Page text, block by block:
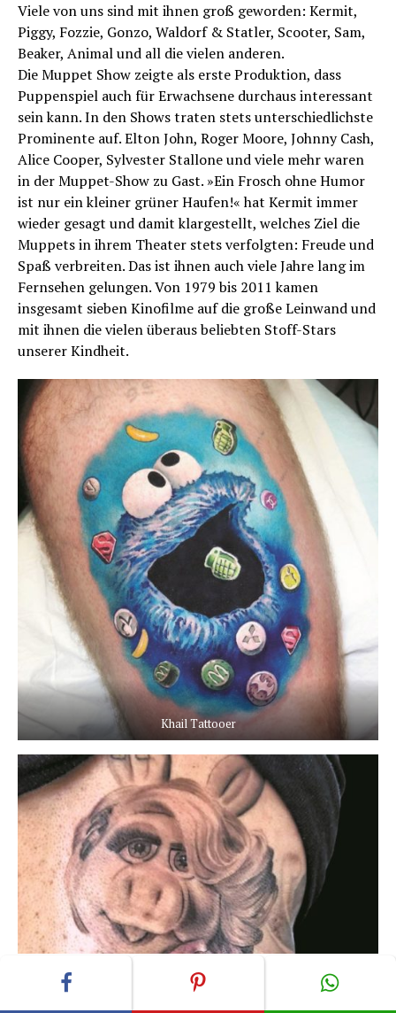
Viele von uns sind mit ihnen groß geworden: Kermit,
Piggy, Fozzie, Gonzo, Waldorf & Statler, Scooter, Sam,
Beaker, Animal und all die vielen anderen.
Die Muppet Show zeigte als erste Produktion, dass
Puppenspiel auch für Erwachsene durchaus interessant
sein kann. In den Shows traten stets unterschiedlichste
Prominente auf. Elton John, Roger Moore, Johnny Cash,
Alice Cooper, Sylvester Stallone und viele mehr waren
in der Muppet-Show zu Gast. »Ein Frosch ohne Humor
ist nur ein kleiner grüner Haufen!« hat Kermit immer
wieder gesagt und damit klargestellt, welches Ziel die
Muppets in ihrem Theater stets verfolgten: Freude und
Spaß verbreiten. Das ist ihnen auch viele Jahre lang im
Fernsehen gelungen. Von 1979 bis 2011 kamen
insgesamt sieben Kinofilme auf die große Leinwand und
mit ihnen die vielen überaus beliebten Stoff-Stars
unserer Kindheit.
Khail Tattooer